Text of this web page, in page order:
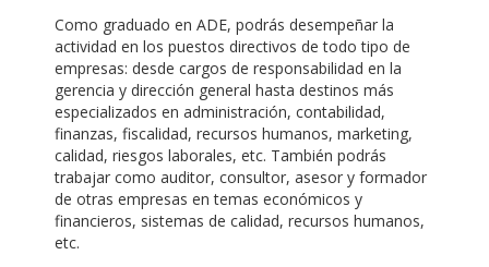
Como graduado en ADE, podrás desempeñar la
actividad en los puestos directivos de todo tipo de
empresas: desde cargos de responsabilidad en la
gerencia y dirección general hasta destinos más
especializados en administración, contabilidad,
finanzas, fiscalidad, recursos humanos, marketing,
calidad, riesgos laborales, etc. También podrás
trabajar como auditor, consultor, asesor y formador
de otras empresas en temas económicos y
financieros, sistemas de calidad, recursos humanos,
etc.